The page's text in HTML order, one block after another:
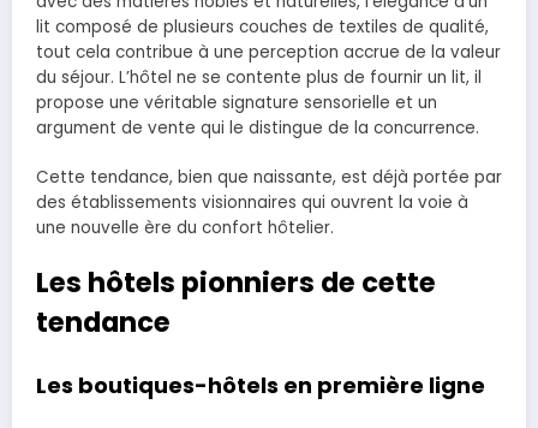
lit composé de plusieurs couches de textiles de qualité,
tout cela contribue à une perception accrue de la valeur
du séjour. L’hôtel ne se contente plus de fournir un lit, il
propose une véritable signature sensorielle et un
argument de vente qui le distingue de la concurrence.
Cette tendance, bien que naissante, est déjà portée par
des établissements visionnaires qui ouvrent la voie à
une nouvelle ère du confort hôtelier.
Les hôtels pionniers de cette
tendance
Les boutiques-hôtels en première ligne